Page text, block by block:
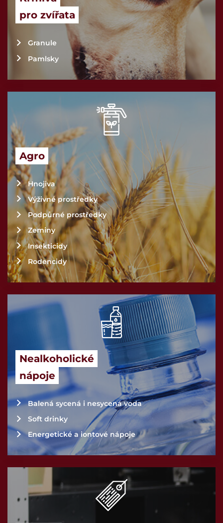
pro zvířata
Granule
Pamlsky
Agro
Hnojiva
Výživné prostředky
Podpůrné prostředky
Zeminy
Insekticidy
Rodencidy
Nealkoholické
nápoje
Balená sycená i nesycená voda
Soft drinky
Energetické a iontové nápoje